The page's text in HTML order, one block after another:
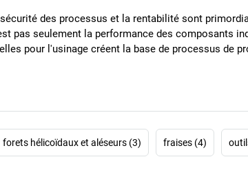
des processus et la rentabilité sont
pas seulement la performance des composants
pour l'usinage créent la base de processus de
forets hélicoïdaux et aléseurs (3) fraises (4)